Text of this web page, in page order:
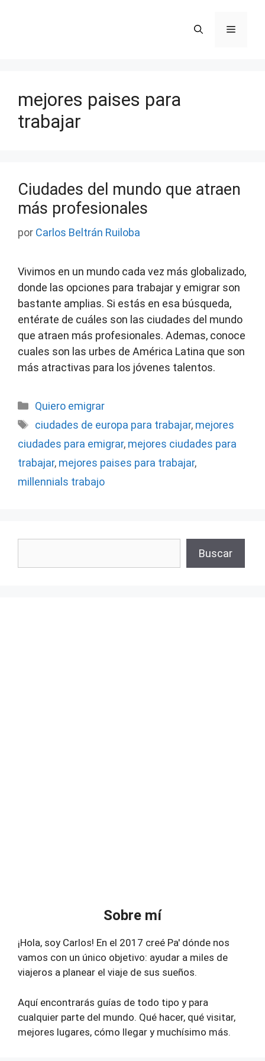
Menú
mejores paises para
trabajar
Ciudades del mundo que atraen
más profesionales
por Carlos Beltrán Ruiloba
Vivimos en un mundo cada vez más globalizado,
donde las opciones para trabajar y emigrar son
bastante amplias. Si estás en esa búsqueda,
entérate de cuáles son las ciudades del mundo
que atraen más profesionales. Ademas, conoce
cuales son las urbes de América Latina que son
más atractivas para los jóvenes talentos.
Categorías
Quiero emigrar
Etiquetas
ciudades de europa para trabajar, mejores
ciudades para emigrar, mejores ciudades para
trabajar, mejores paises para trabajar,
millennials trabajo
Buscar
Sobre mí
¡Hola, soy Carlos! En el 2017 creé Pa' dónde nos
vamos con un único objetivo: ayudar a miles de
viajeros a planear el viaje de sus sueños.
Aquí encontrarás guías de todo tipo y para
cualquier parte del mundo. Qué hacer, qué visitar,
mejores lugares, cómo llegar y muchísimo más.